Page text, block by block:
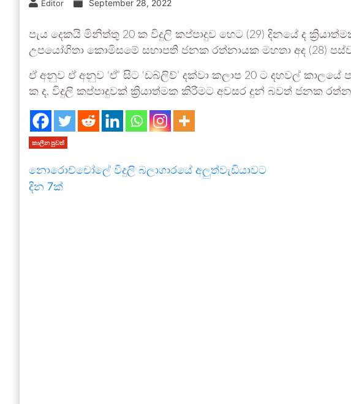
Editor September 28, 2022
පැය දෙකයි මිනිත්තු 20 ක විදුලි කප්පාදුව හෙට (29) දිනයේ ද
උපයෝගිතා කොමිසමේ සභාපති ජනක රත්නායක මහතා අද (28)
ඒ අනුව ඒ අනුව ‘ඒ’ සිට ‘ඩබ්ලිව්’ දක්වා කලාප 20 ට දහවල් කාලයේ
ක ද, විදුලි කප්පාදුවක් ක්‍රියාත්මක කිරීමට අවසර දුන් බවත් ජනක
කාලීන පුවත්
නොරොච්චෝලේ විදුලි බලාගාරයේ අලුත්වැඩියාවට
දින 7ක්